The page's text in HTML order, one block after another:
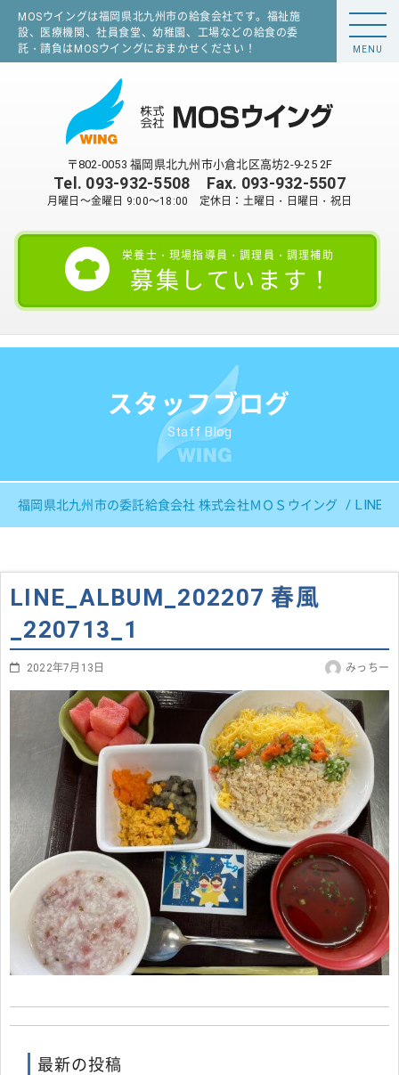
MOSウイングは福岡県北九州市の給食会社です。福祉施
設、医療機関、社員食堂、幼稚園、工場などの給食の委
託・請負はMOSウイングにおまかせください！
〒802-0053 福岡県北九州市小倉北区高坊2-9-25 2F
Tel. 093-932-5508 Fax. 093-932-5507
月曜日～金曜日 9:00～18:00 定休日：土曜日・日曜日・祝日
栄養士・現場指導員・調理員・調理補助
募集しています！
MENU
スタッフブログ
Staff Blog
福岡県北九州市の委託給食会社 株式会社ＭＯＳウイング
LINE_ALBUM_202207 春風
_220713_1
2022年7月13日 みっちー
最新の投稿